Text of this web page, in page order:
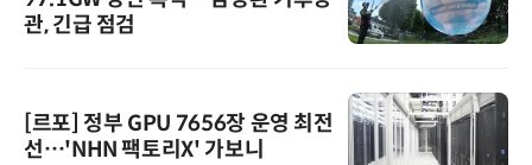
관, 긴급 점검
[르포] 정부 GPU 7656장 운영 최전
선…'NHN 팩토리X' 가보니